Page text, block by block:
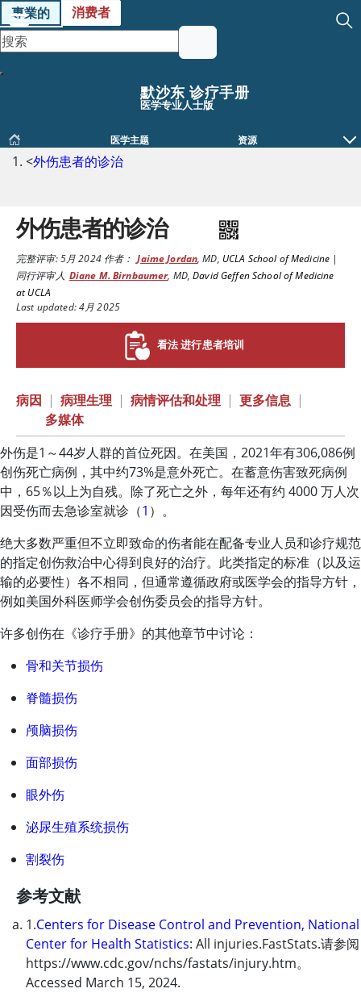
專業的 消费者
默沙东 诊疗手册
医学专业人士版
医学主题 资源
<外伤患者的诊治
外伤患者的诊治
完整评审:5月 2024作者： Jaime Jordan,MD, UCLA School of Medicine |
同行评审人 Diane M. Birnbaumer, MD,David Geffen School of Medicine
at UCLA
Last updated: 4月 2025
看法 进行患者培训
病因 | 病理生理 | 病情评估和处理 | 更多信息 |
多媒体
外伤是1～44岁人群的首位死因。在美国，2021年有306,086例
创伤死亡病例，其中约73%是意外死亡。在蓄意伤害致死病例
中，65％以上为自残。除了死亡之外，每年还有约 4000 万人次
因受伤而去急诊室就诊（1 ）。
绝大多数严重但不立即致命的伤者能在配备专业人员和诊疗规范
的指定创伤救治中心得到良好的治疗。此类指定的标准（以及运
输的必要性）各不相同，但通常遵循政府或医学会的指导方针，
例如美国外科医师学会创伤委员会的指导方针。
许多创伤在《诊疗手册》的其他章节中讨论：
骨和关节损伤
脊髓损伤
颅脑损伤
面部损伤
眼外伤
泌尿生殖系统损伤
割裂伤
参考文献
1.Centers for Disease Control and Prevention, National
Center for Health Statistics: All injuries.FastStats.请参阅
https://www.cdc.gov/nchs/fastats/injury.htm。
Accessed March 15, 2024.